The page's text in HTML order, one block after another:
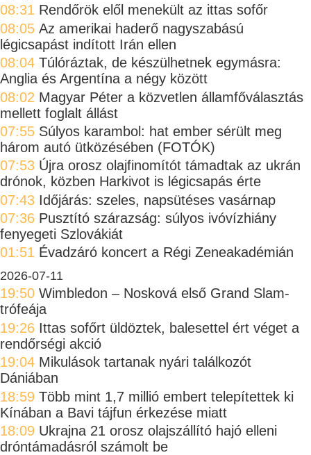
08:31 Rendőrök elől menekült az ittas sofőr
08:05 Az amerikai haderő nagyszabású
légicsapást indított Irán ellen
08:04 Túlóráztak, de készülhetnek egymásra:
Anglia és Argentína a négy között
08:02 Magyar Péter a közvetlen államfőválasztás
mellett foglalt állást
07:55 Súlyos karambol: hat ember sérült meg
három autó ütközésében (FOTÓK)
07:53 Újra orosz olajfinomítót támadtak az ukrán
drónok, közben Harkivot is légicsapás érte
07:43 Időjárás: szeles, napsütéses vasárnap
07:36 Pusztító szárazság: súlyos ivóvízhiány
fenyegeti Szlovákiát
01:51 Évadzáró koncert a Régi Zeneakadémián
2026-07-11
19:50 Wimbledon – Nosková első Grand Slam-
trófeája
19:26 Ittas sofőrt üldöztek, balesettel ért véget a
rendőrségi akció
19:04 Mikulások tartanak nyári találkozót
Dániában
18:59 Több mint 1,7 millió embert telepítettek ki
Kínában a Bavi tájfun érkezése miatt
18:09 Ukrajna 21 orosz olajszállító hajó elleni
dróntámadásról számolt be